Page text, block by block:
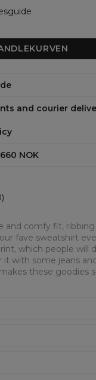
and courier
NOK
)
and comfy fit,
fave sweatshirt
which people will
it with some jeans
these goodies
nadrukiem z przodu i
szwy są kolorowe,